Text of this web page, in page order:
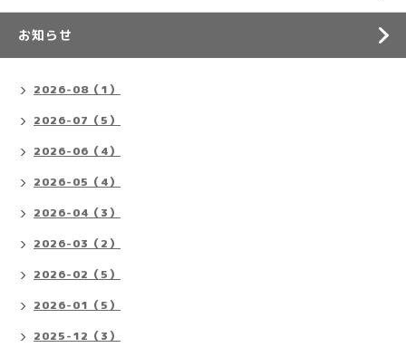
お知らせ
2026-08（1）
2026-07（5）
2026-06（4）
2026-05（4）
2026-04（3）
2026-03（2）
2026-02（5）
2026-01（5）
2025-12（3）